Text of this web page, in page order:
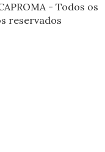
- Todos os
reservados